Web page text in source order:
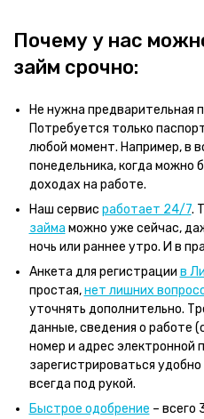
Почему у нас
займ срочно:
Не нужна предварительная
Потребуется только
любой момент. Например, в
понедельника, когда можно
доходах на работе.
Наш сервис работает 24/7.
займа можно уже сейчас,
ночь или раннее утро. И в
Анкета для регистрации в
простая,нет лишних
уточнять дополнительно.
данные, сведения о работе
номер и адрес электронной
зарегистрироваться удобно
всегда под рукой.
Быстрое одобрение – всего